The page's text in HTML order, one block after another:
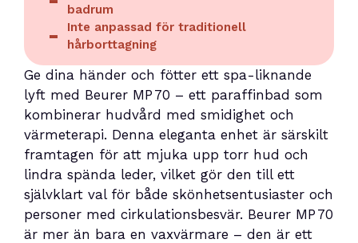
badrum
Inte anpassad för traditionell
hårborttagning
Ge dina händer och fötter ett spa-liknande
lyft med Beurer MP 70 – ett paraffinbad som
kombinerar hudvård med smidighet och
värmeterapi. Denna eleganta enhet är särskilt
framtagen för att mjuka upp torr hud och
lindra spända leder, vilket gör den till ett
självklart val för både skönhetsentusiaster och
personer med cirkulationsbesvär. Beurer MP 70
är mer än bara en vaxvärmare – den är ett